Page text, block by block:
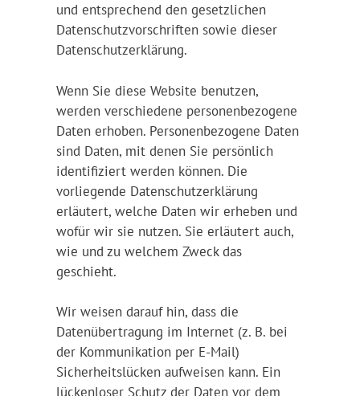
und entsprechend den gesetzlichen
Datenschutzvorschriften sowie dieser
Datenschutzerklärung.
Wenn Sie diese Website benutzen,
werden verschiedene personenbezogene
Daten erhoben. Personenbezogene Daten
sind Daten, mit denen Sie persönlich
identifiziert werden können. Die
vorliegende Datenschutzerklärung
erläutert, welche Daten wir erheben und
wofür wir sie nutzen. Sie erläutert auch,
wie und zu welchem Zweck das
geschieht.
Wir weisen darauf hin, dass die
Datenübertragung im Internet (z. B. bei
der Kommunikation per E-Mail)
Sicherheitslücken aufweisen kann. Ein
lückenloser Schutz der Daten vor dem